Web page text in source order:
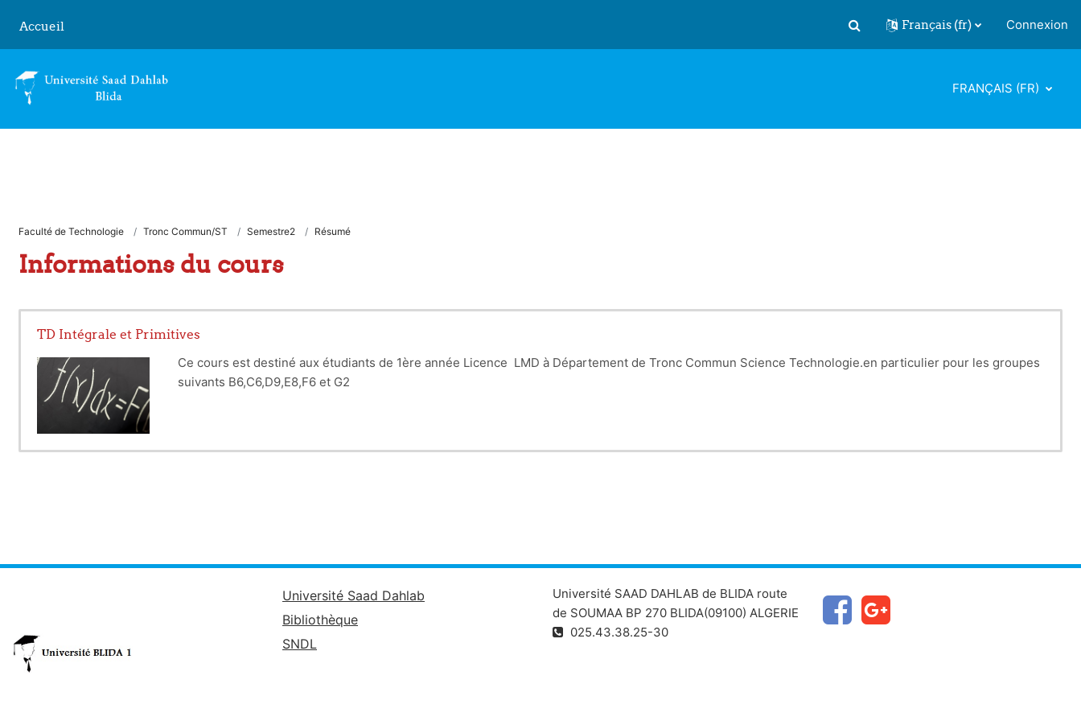
Accueil
Activer/désactiver la saisie de
Français ‎(fr)‎ Connexion
FRANÇAIS ‎(FR)‎
Faculté de Technologie Tronc Commun/ST Semestre2 Résumé
Informations du cours
TD Intégrale et Primitives
Ce cours est destiné aux étudiants de 1ère année Licence LMD à Département de Tronc Commun Science Technologie.en particulier pour les groupes
suivants B6,C6,D9,E8,F6 et G2
Université Saad Dahlab
Bibliothèque
SNDL
Université SAAD DAHLAB de BLIDA route
de SOUMAA BP 270 BLIDA(09100) ALGERIE
025.43.38.25-30